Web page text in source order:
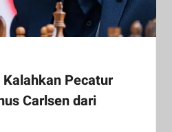
Pecatur
Carlsen dari